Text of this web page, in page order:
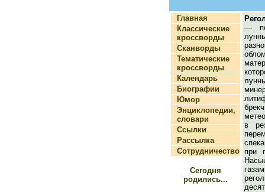
Главная
Классические
кроссворды
Сканворды
Тематические
кроссворды
Календарь
Биографии
Юмор
Энциклопедии,
словари
Ссылки
Рассылка
Сотрудничество
Сегодня
родились...
—
в
при